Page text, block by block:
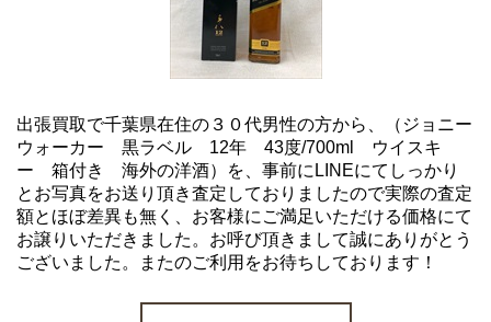
出張買取で千葉県在住の３０代男性の方から、（ジョニー
ウォーカー 黒ラベル 12年 43度/700ml ウイスキ
ー 箱付き 海外の洋酒）を、事前にLINEにてしっかり
とお写真をお送り頂き査定しておりましたので実際の査定
額とほぼ差異も無く、お客様にご満足いただける価格にて
お譲りいただきました。お呼び頂きまして誠にありがとう
ございました。またのご利用をお待ちしております！